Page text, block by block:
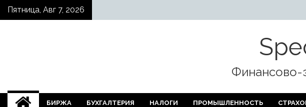
SkipПятница, Авг 7, 2026
Финансово-
БИРЖА БУХГАЛТЕРИЯ НАЛОГИ ПРОМЫШЛЕННОСТЬ